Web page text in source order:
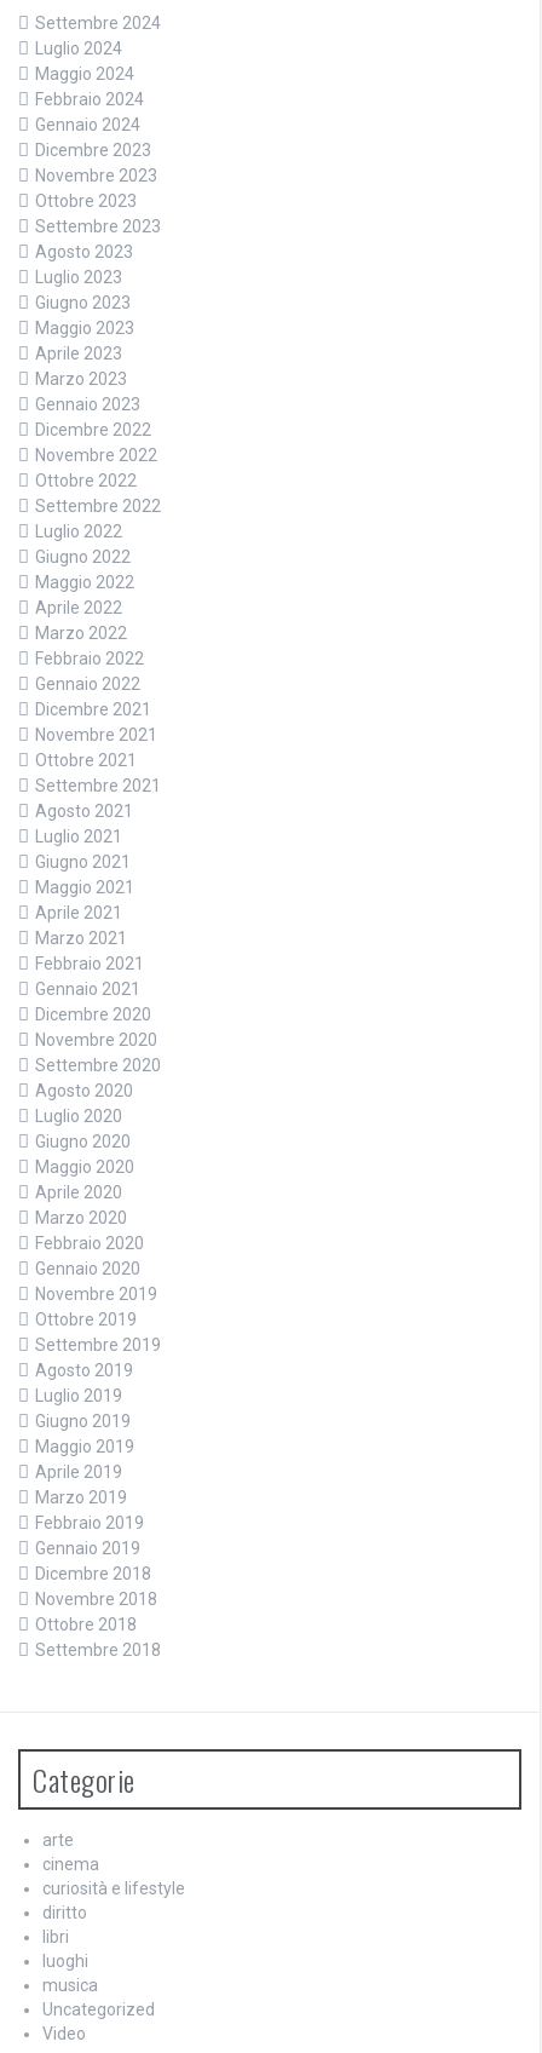
Settembre 2024
Luglio 2024
Maggio 2024
Febbraio 2024
Gennaio 2024
Dicembre 2023
Novembre 2023
Ottobre 2023
Settembre 2023
Agosto 2023
Luglio 2023
Giugno 2023
Maggio 2023
Aprile 2023
Marzo 2023
Gennaio 2023
Dicembre 2022
Novembre 2022
Ottobre 2022
Settembre 2022
Luglio 2022
Giugno 2022
Maggio 2022
Aprile 2022
Marzo 2022
Febbraio 2022
Gennaio 2022
Dicembre 2021
Novembre 2021
Ottobre 2021
Settembre 2021
Agosto 2021
Luglio 2021
Giugno 2021
Maggio 2021
Aprile 2021
Marzo 2021
Febbraio 2021
Gennaio 2021
Dicembre 2020
Novembre 2020
Settembre 2020
Agosto 2020
Luglio 2020
Giugno 2020
Maggio 2020
Aprile 2020
Marzo 2020
Febbraio 2020
Gennaio 2020
Novembre 2019
Ottobre 2019
Settembre 2019
Agosto 2019
Luglio 2019
Giugno 2019
Maggio 2019
Aprile 2019
Marzo 2019
Febbraio 2019
Gennaio 2019
Dicembre 2018
Novembre 2018
Ottobre 2018
Settembre 2018
Categorie
arte
cinema
curiosità e lifestyle
diritto
libri
luoghi
musica
Uncategorized
Video